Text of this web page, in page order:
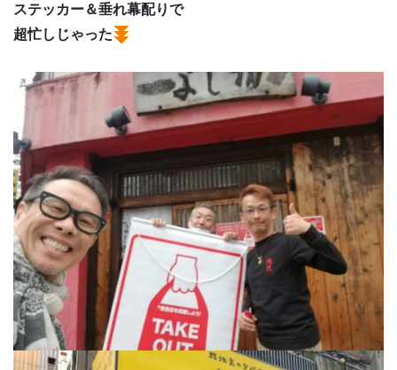
ステッカー＆垂れ幕配りで
超忙しじゃった